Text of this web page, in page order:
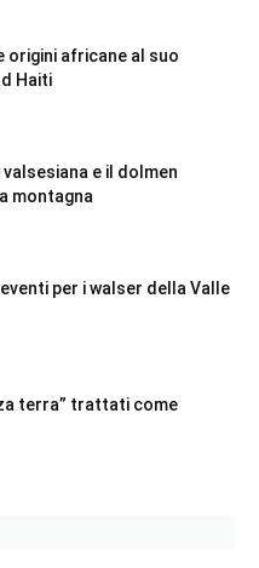
origini africane al suo
Haiti
valsesiana e il dolmen
montagna
per i walser della Valle
terra” trattati come